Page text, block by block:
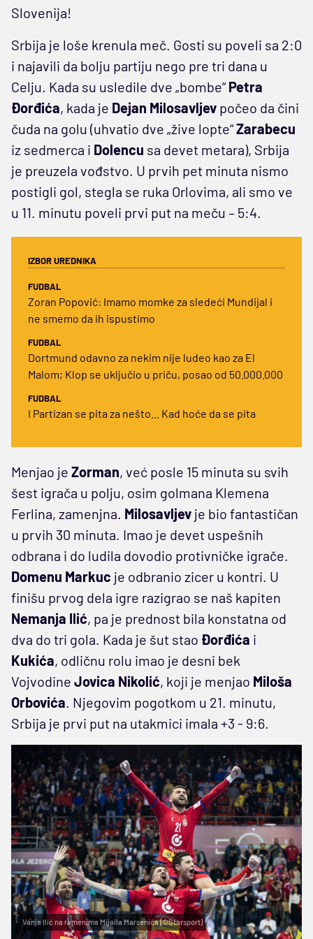
Slovenija!
Srbija je loše krenula meč. Gosti su poveli sa 2:0
i najavili da bolju partiju nego pre tri dana u
Celju. Kada su usledile dve „bombe“Petra
Đorđića, kada je Dejan Milosavljev počeo da čini
čuda na golu (uhvatio dve „žive lopte“Zarabecu
iz sedmerca i Dolencu sa devet metara), Srbija
je preuzela vođstvo. U prvih pet minuta nismo
postigli gol, stegla se ruka Orlovima, ali smo ve
u 11. minutu poveli prvi put na meču – 5:4.
IZBOR UREDNIKA
FUDBAL
Zoran Popović: Imamo momke za sledeći Mundijal i
ne smemo da ih ispustimo
FUDBAL
Dortmund odavno za nekim nije ludeo kao za El
Malom; Klop se uključio u priču, posao od 50.000.000
FUDBAL
I Partizan se pita za nešto... Kad hoće da se pita
Menjao je Zorman, već posle 15 minuta su svih
šest igrača u polju, osim golmana Klemena
Ferlina, zamenjna. Milosavljev je bio fantastičan
u prvih 30 minuta. Imao je devet uspešnih
odbrana i do ludila dovodio protivničke igrače.
Domenu Markuc je odbranio zicer u kontri. U
finišu prvog dela igre razigrao se naš kapiten
Nemanja Ilić, pa je prednost bila konstatna od
dva do tri gola. Kada je šut stao Đorđića i
Kukića, odličnu rolu imao je desni bek
Vojvodine Jovica Nikolić, koji je menjao Miloša
Orbovića. Njegovim pogotkom u 21. minutu,
Srbija je prvi put na utakmici imala +3 - 9:6.
Vanja Ilić na ramenima Mijaila Marsenića (©Starsport)